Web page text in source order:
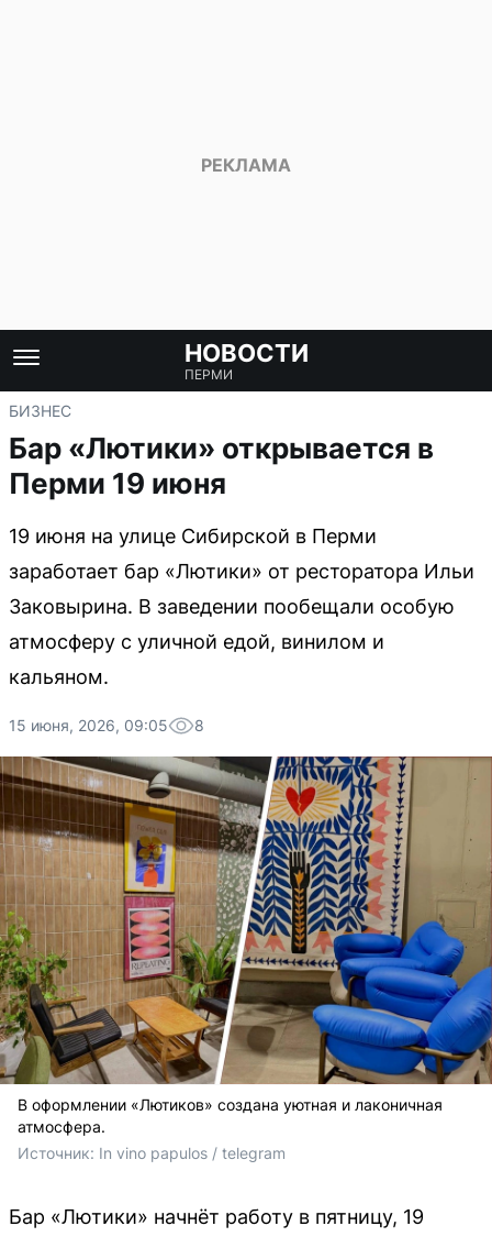
НОВОСТИ
ПЕРМИ
БИЗНЕС
Бар «Лютики» открывается в
Перми 19 июня
19 июня на улице Сибирской в Перми
заработает бар «Лютики» от ресторатора Ильи
Заковырина. В заведении пообещали особую
атмосферу с уличной едой, винилом и
кальяном.
15 июня, 2026, 09:05 8
В оформлении «Лютиков» создана уютная и лаконичная
атмосфера.
Источник: In vino papulos / telegram
Бар «Лютики» начнёт работу в пятницу, 19